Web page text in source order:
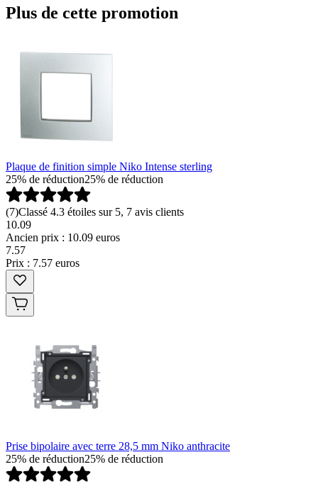
Plus de cette promotion
Plaque de finition simple Niko Intense sterling
25% de réduction25% de réduction
(7)Classé 4.3 étoiles sur 5, 7 avis clients
10.09
Ancien prix : 10.09 euros
7.57
Prix : 7.57 euros
Prise bipolaire avec terre 28,5 mm Niko anthracite
25% de réduction25% de réduction